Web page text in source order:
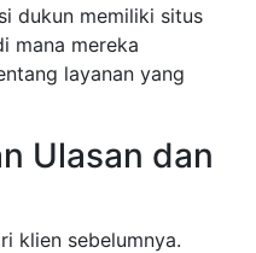
dukun memiliki situs
mana mereka
layanan yang
Ulasan dan
klien sebelumnya.